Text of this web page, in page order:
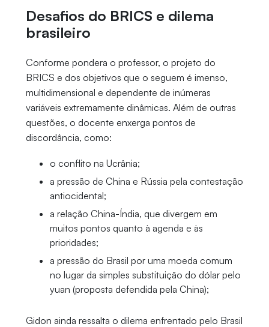
Desafios do BRICS e dilema
brasileiro
Conforme pondera o professor, o projeto do
BRICS e dos objetivos que o seguem é imenso,
multidimensional e dependente de inúmeras
variáveis extremamente dinâmicas. Além de outras
questões, o docente enxerga pontos de
discordância, como:
o conflito na Ucrânia;
a pressão de China e Rússia pela contestação
antiocidental;
a relação China-Índia, que divergem em
muitos pontos quanto à agenda e às
prioridades;
a pressão do Brasil por uma moeda comum
no lugar da simples substituição do dólar pelo
yuan (proposta defendida pela China);
Gidon ainda ressalta o dilema enfrentado pelo Brasil